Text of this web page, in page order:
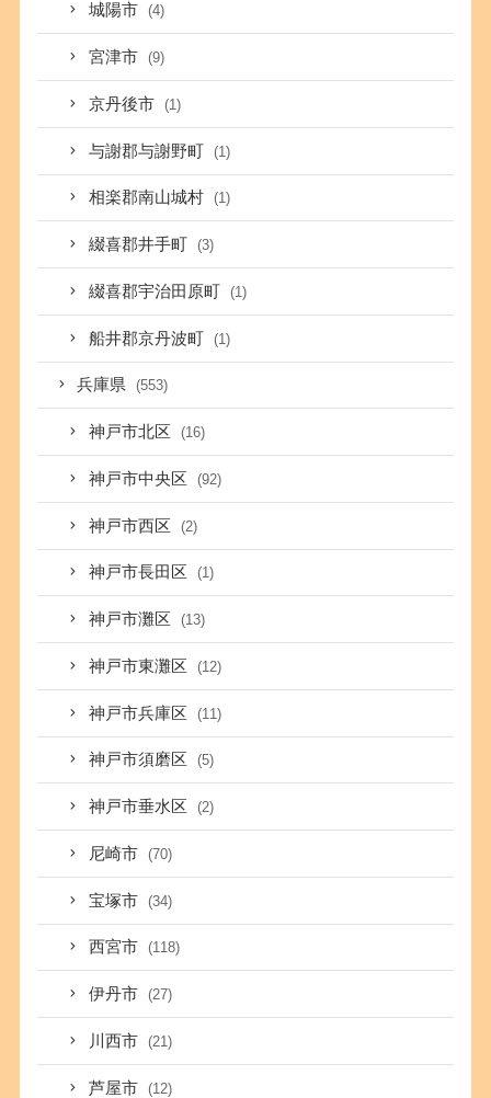
城陽市 (4)
宮津市 (9)
京丹後市 (1)
与謝郡与謝野町 (1)
相楽郡南山城村 (1)
綴喜郡井手町 (3)
綴喜郡宇治田原町 (1)
船井郡京丹波町 (1)
兵庫県 (553)
神戸市北区 (16)
神戸市中央区 (92)
神戸市西区 (2)
神戸市長田区 (1)
神戸市灘区 (13)
神戸市東灘区 (12)
神戸市兵庫区 (11)
神戸市須磨区 (5)
神戸市垂水区 (2)
尼崎市 (70)
宝塚市 (34)
西宮市 (118)
伊丹市 (27)
川西市 (21)
芦屋市 (12)